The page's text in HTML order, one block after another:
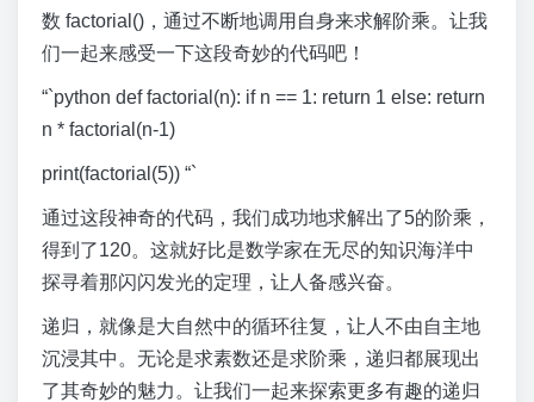
数 factorial()，通过不断地调用自身来求解阶乘。让我
们一起来感受一下这段奇妙的代码吧！
“`python def factorial(n): if n == 1: return 1 else: return
n * factorial(n-1)
print(factorial(5)) “`
通过这段神奇的代码，我们成功地求解出了5的阶乘，
得到了120。这就好比是数学家在无尽的知识海洋中
探寻着那闪闪发光的定理，让人备感兴奋。
递归，就像是大自然中的循环往复，让人不由自主地
沉浸其中。无论是求素数还是求阶乘，递归都展现出
了其奇妙的魅力。让我们一起来探索更多有趣的递归